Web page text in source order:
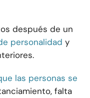
después de un
personalidad y
las personas se
falta